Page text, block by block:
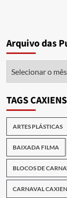
Arquivo das
TAGS
ARTES PLÁSTICAS
BAIXADA FILMA
BLOCOS DE
CARNAVAL